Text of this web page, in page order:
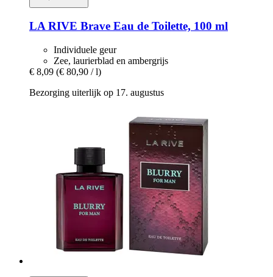
LA RIVE Brave Eau de Toilette, 100 ml
Individuele geur
Zee, laurierblad en ambergrijs
€ 8,09 (€ 80,90 / l)
Bezorging uiterlijk op 17. augustus